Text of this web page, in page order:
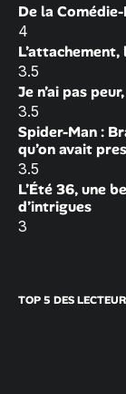
De la
4
3.5
Je n’ai pas
3.5
Spider-Man :
qu’on avait
3.5
L’Été 36, une
d’intrigues
3
TOP 5 DES